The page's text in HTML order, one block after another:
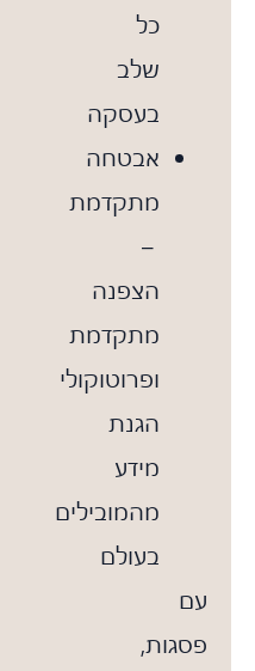
בעסקה
אבטחה
מתקדמת
הצפנה
מתקדמת
ופרוטוקולי
הגנת
מהמובילים
בעולם
פסגות,